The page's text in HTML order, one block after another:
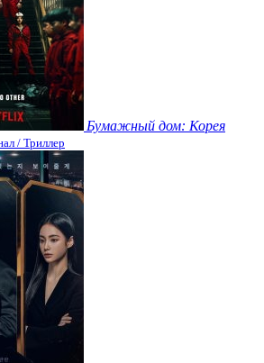
Бумажный дом: Корея
/ Триллер